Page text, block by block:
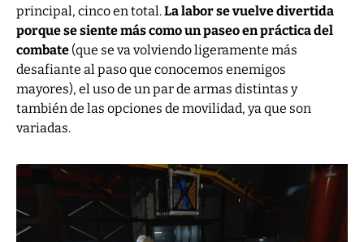
principal, cinco en total.La labor se vuelve divertida
porque se siente más como un paseo en práctica del
combate (que se va volviendo ligeramente más
desafiante al paso que conocemos enemigos
mayores), el uso de un par de armas distintas y
también de las opciones de movilidad, ya que son
variadas.